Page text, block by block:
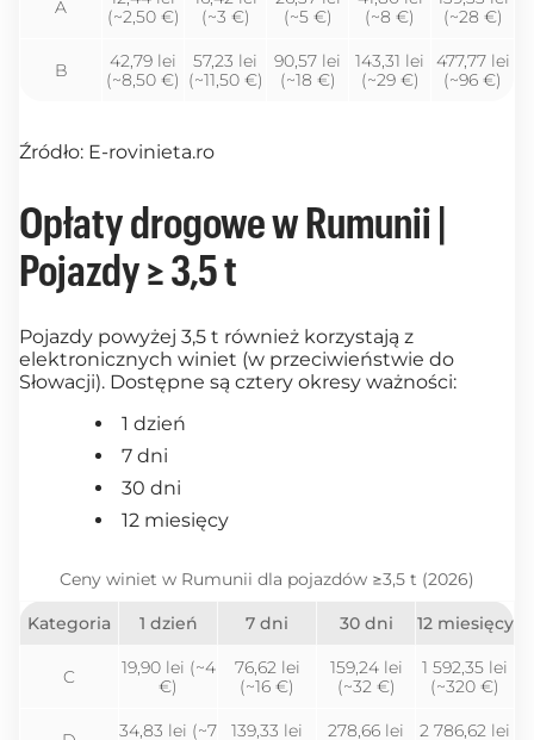
A
(~2,50 €)
(~3 €)
(~5 €)
(~8 €)
(~28 €)
B
42,79 lei
(~8,50 €)
57,23 lei
(~11,50 €)
90,57 lei
(~18 €)
143,31 lei
(~29 €)
477,77 lei
(~96 €)
Źródło: E-rovinieta.ro
Opłaty drogowe w Rumunii |
Pojazdy ≥ 3,5 t
Pojazdy powyżej 3,5 t również korzystają z
elektronicznych winiet (w przeciwieństwie do
Słowacji). Dostępne są cztery okresy ważności:
1 dzień
7 dni
30 dni
12 miesięcy
Ceny winiet w Rumunii dla pojazdów ≥3,5 t (2026)
Kategoria 1 dzień 7 dni 30 dni 12 miesięcy
C
19,90 lei (~4
€)
76,62 lei
(~16 €)
159,24 lei
(~32 €)
1 592,35 lei
(~320 €)
34,83 lei (~7
139,33 lei
278,66 lei
2 786,62 lei